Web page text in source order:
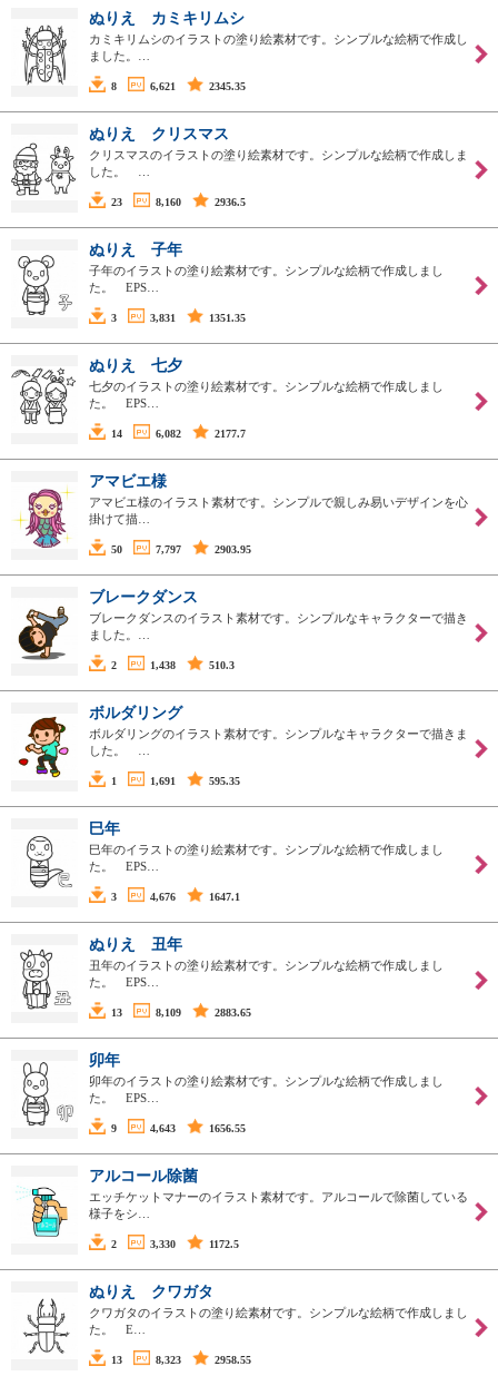
ぬりえ カミキリムシ
カミキリムシのイラストの塗り絵素材です。シンプルな絵柄で作成し
ました。…
8 6,621 2345.35
ぬりえ クリスマス
クリスマスのイラストの塗り絵素材です。シンプルな絵柄で作成しま
した。 …
23 8,160 2936.5
ぬりえ 子年
子年のイラストの塗り絵素材です。シンプルな絵柄で作成しまし
た。 EPS…
3 3,831 1351.35
ぬりえ 七夕
七夕のイラストの塗り絵素材です。シンプルな絵柄で作成しまし
た。 EPS…
14 6,082 2177.7
アマビエ様
アマビエ様のイラスト素材です。シンプルで親しみ易いデザインを心
掛けて描…
50 7,797 2903.95
ブレークダンス
ブレークダンスのイラスト素材です。シンプルなキャラクターで描き
ました。…
2 1,438 510.3
ボルダリング
ボルダリングのイラスト素材です。シンプルなキャラクターで描きま
した。 …
1 1,691 595.35
巳年
巳年のイラストの塗り絵素材です。シンプルな絵柄で作成しまし
た。 EPS…
3 4,676 1647.1
ぬりえ 丑年
丑年のイラストの塗り絵素材です。シンプルな絵柄で作成しまし
た。 EPS…
13 8,109 2883.65
卯年
卯年のイラストの塗り絵素材です。シンプルな絵柄で作成しまし
た。 EPS…
9 4,643 1656.55
アルコール除菌
エッチケットマナーのイラスト素材です。アルコールで除菌している
様子をシ…
2 3,330 1172.5
ぬりえ クワガタ
クワガタのイラストの塗り絵素材です。シンプルな絵柄で作成しまし
た。 E…
13 8,323 2958.55